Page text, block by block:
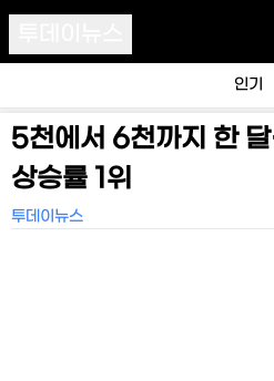
인기
5천에서 6천까지 한
상승률 1위
투데이뉴스